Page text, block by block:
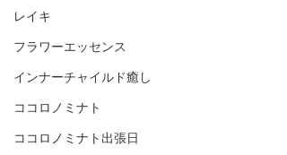
レイキ
フラワーエッセンス
インナーチャイルド癒し
ココロノミナト
ココロノミナト出張日